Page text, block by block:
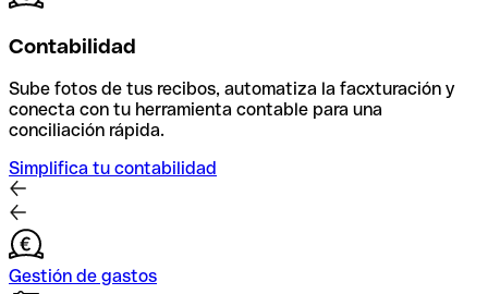
Contabilidad
Sube fotos de tus recibos, automatiza la facxturación y
conecta con tu herramienta contable para una
conciliación rápida.
Simplifica tu contabilidad
Gestión de gastos